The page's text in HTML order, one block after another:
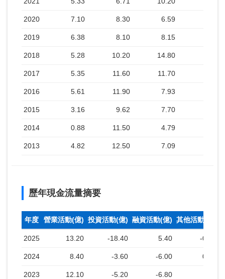
2020 7.10 8.30 6.59
2019 6.38 8.10 8.15
2018 5.28 10.20 14.80
2017 5.35 11.60 11.70
2016 5.61 11.90 7.93
2015 3.16 9.62 7.70
2014 0.88 11.50 4.79
2013 4.82 12.50 7.09
歷年現金流量摘要
年度 營業活動(億) 投資活動(億) 融資活動(億) 其他活動(億)
2025 13.20 -18.40 5.40 -0.30
2024 8.40 -3.60 -6.00 0.10
2023 12.10 -5.20 -6.80